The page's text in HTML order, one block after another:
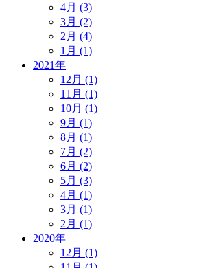
4月 (3)
3月 (2)
2月 (4)
1月 (1)
2021年
12月 (1)
11月 (1)
10月 (1)
9月 (1)
8月 (1)
7月 (2)
6月 (2)
5月 (3)
4月 (1)
3月 (1)
2月 (1)
2020年
12月 (1)